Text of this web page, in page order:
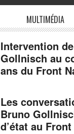
MULTIMÉDIA
Intervention
Gollnisch au
ans du Front
Les
Bruno
d’état au